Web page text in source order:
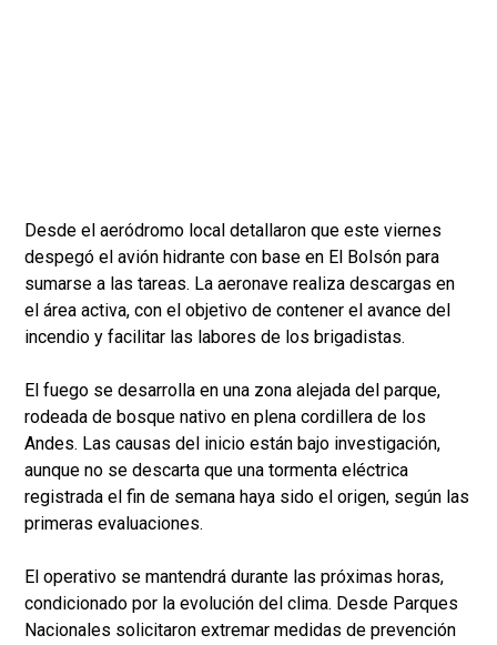
Desde el aeródromo local detallaron que este viernes
despegó el avión hidrante con base en El Bolsón para
sumarse a las tareas. La aeronave realiza descargas en
el área activa, con el objetivo de contener el avance del
incendio y facilitar las labores de los brigadistas.
El fuego se desarrolla en una zona alejada del parque,
rodeada de bosque nativo en plena cordillera de los
Andes. Las causas del inicio están bajo investigación,
aunque no se descarta que una tormenta eléctrica
registrada el fin de semana haya sido el origen, según las
primeras evaluaciones.
El operativo se mantendrá durante las próximas horas,
condicionado por la evolución del clima. Desde Parques
Nacionales solicitaron extremar medidas de prevención